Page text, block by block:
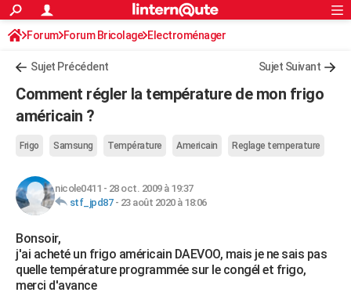
ACTUALITÉS
Politique
Société
Faits Divers
Education
Monde
Villes
+
Programme TV
Streaming
Cinéma
Sorties cinéma
Musique
FINANCE
Retraite
Impôts
Epargne
Immobilier
Risques naturels par ville
Banque
Assurance
Crédit
AUTO
Essais
Réserver un essai
Citadines
Berlines
SUV
Forum auto
HIGH-TECH
Mobiles
Meilleur smartphone
Internet
Ordinateurs
Jeux vidéo
Guide high-tech
+BRICOLAGE
Forum
Aménagement intérieur
Extérieur
Cuisine
Salle de bains
Jardinage
Rangement
WEEK-END
Guides de France
Escapades
Patrimoine
Expositions
Musées
Week-end nature
+LIFESTYLE
S'inscrire
Connexion
Forum Forum Bricolage Electroménager
Sujet Précédent Sujet Suivant
Comment régler la température de mon frigo
américain ?
Frigo Samsung Température Americain Reglage temperature
nicole0411 - 28 oct. 2009 à 19:37
stf_jpd87- 23 août 2020 à 18:06
Bonsoir,
j'ai acheté un frigo américain DAEVOO, mais je ne sais pas
quelle température programmée sur le congél et frigo,
merci d'avance